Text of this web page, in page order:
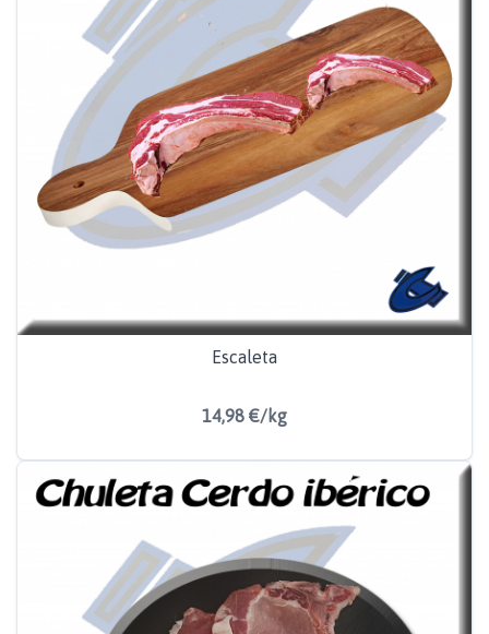
Escaleta
14,98 €/kg